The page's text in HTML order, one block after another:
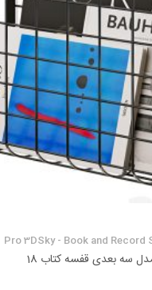
Pro 3DSky - Book and Record
سه بعدی قفسه کتاب 18